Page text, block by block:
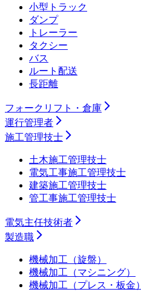
小型トラック
ダンプ
トレーラー
タクシー
バス
ルート配送
長距離
フォークリフト・倉庫
運行管理者
施工管理技士
土木施工管理技士
電気工事施工管理技士
建築施工管理技士
管工事施工管理技士
電気主任技術者
製造職
機械加工（旋盤）
機械加工（マシニング）
機械加工（プレス・板金）